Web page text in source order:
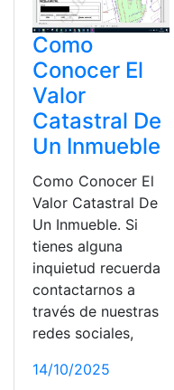
Como
Conocer El
Valor
Catastral De
Un Inmueble
Como Conocer El
Valor Catastral De
Un Inmueble. Si
tienes alguna
inquietud recuerda
contactarnos a
través de nuestras
redes sociales,
14/10/2025